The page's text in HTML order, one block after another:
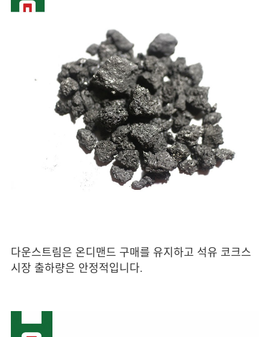
다운스트림은 온디맨드 구매를 유지하고 석유 코크스
시장 출하량은 안정적입니다.